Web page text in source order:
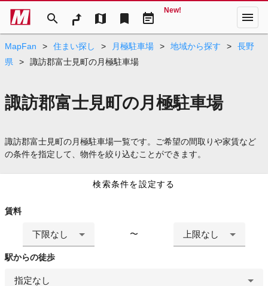
search map bookmark event_note
New! menu
MapFan > 住まい探し > 月極駐車場 > 地域から探す >
長野
県
> 諏訪郡富士見町の月極駐車場
諏訪郡富士見町の月極駐車場
諏訪郡富士見町の月極駐車場一覧です。ご希望の間取りや家賃など
の条件を指定して、物件を絞り込むことができます。
検索条件を設定する
賃料
下限なし 〜 上限なし
駅からの徒歩
指定なし